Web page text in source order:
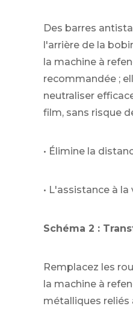
Des barres
l'arrière de la
la machine à
recommandée ;
neutraliser
film, sans risque
• Élimine la
• L'assistance à
Schéma 2 :
Remplacez les
la machine à
métalliques reliés